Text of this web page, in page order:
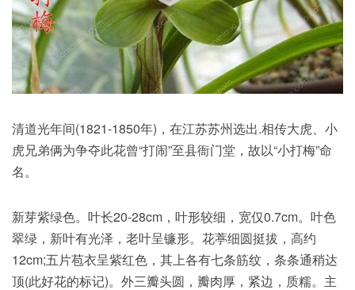
清道光年间(1821-1850年)，在江苏苏州选出.相传大虎、小
虎兄弟俩为争夺此花曾“打闹”至县衙门堂，故以“小打梅”命
名。
新芽紫绿色。叶长20-28cm，叶形较细，宽仅0.7cm。叶色
翠绿，新叶有光泽，老叶呈镰形。花葶细圆挺拔，高约
12cm;五片苞衣呈紫红色，其上各有七条筋纹，条条通稍达
顶(此好花的标记)。外三瓣头圆，瓣肉厚，紧边，质糯。主